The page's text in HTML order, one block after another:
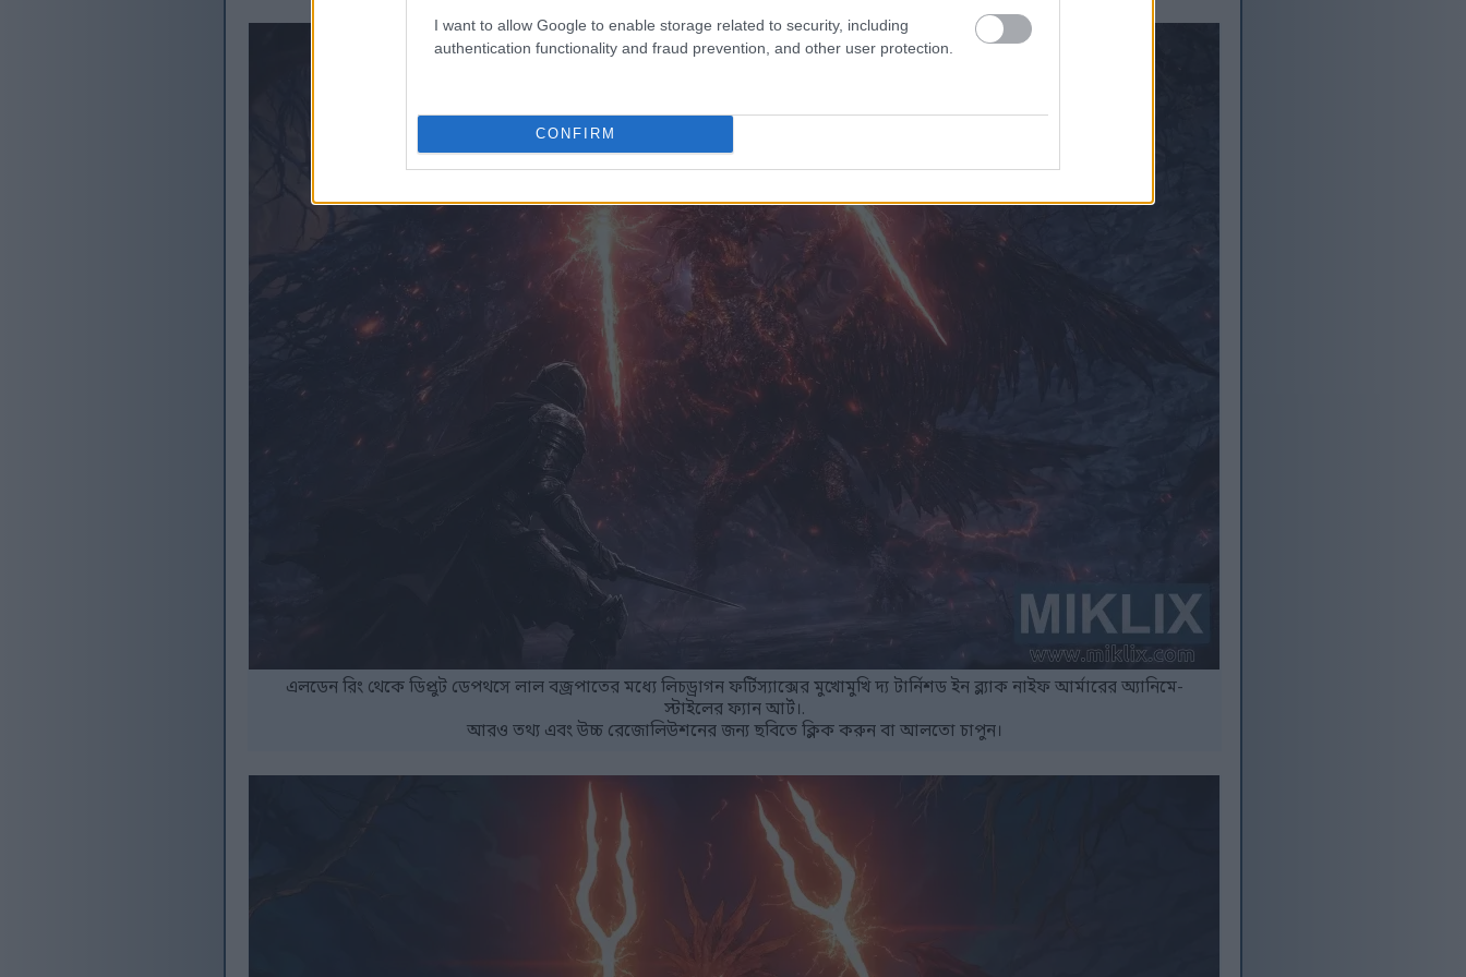
I want to allow Google to enable storage related to security, including
authentication functionality and fraud prevention, and other user protection.
CONFIRM
এলডেন রিং থেকে ডিপ্রুট ডেপথসে লাল বজ্রপাতের মধ্যে লিচড্রাগন ফর্টিস্যাক্সের মুখোমুখি দ্য টার্নিশড ইন ব্ল্যাক নাইফ আর্মারের অ্যানিমে-
স্টাইলের ফ্যান আর্ট।.
আরও তথ্য এবং উচ্চ রেজোলিউশনের জন্য ছবিতে ক্লিক করুন বা আলতো চাপুন।